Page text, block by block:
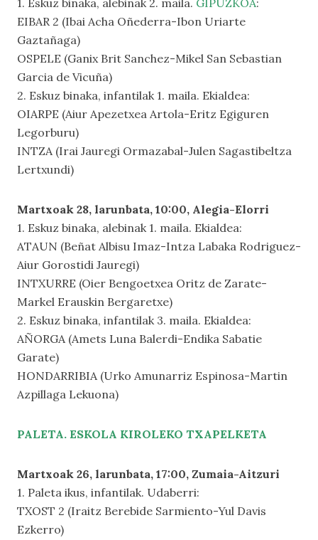
1. Eskuz binaka, alebinak 2. maila. GIPUZKOA:
EIBAR 2 (Ibai Acha Oñederra-Ibon Uriarte
Gaztañaga)
OSPELE (Ganix Brit Sanchez-Mikel San Sebastian
Garcia de Vicuña)
2. Eskuz binaka, infantilak 1. maila. Ekialdea:
OIARPE (Aiur Apezetxea Artola-Eritz Egiguren
Legorburu)
INTZA (Irai Jauregi Ormazabal-Julen Sagastibeltza
Lertxundi)
Martxoak 28, larunbata, 10:00, Alegia-Elorri
1. Eskuz binaka, alebinak 1. maila. Ekialdea:
ATAUN (Beñat Albisu Imaz-Intza Labaka Rodriguez-
Aiur Gorostidi Jauregi)
INTXURRE (Oier Bengoetxea Oritz de Zarate-
Markel Erauskin Bergaretxe)
2. Eskuz binaka, infantilak 3. maila. Ekialdea:
AÑORGA (Amets Luna Balerdi-Endika Sabatie
Garate)
HONDARRIBIA (Urko Amunarriz Espinosa-Martin
Azpillaga Lekuona)
PALETA. ESKOLA KIROLEKO TXAPELKETA
Martxoak 26, larunbata, 17:00, Zumaia-Aitzuri
1. Paleta ikus, infantilak. Udaberri:
TXOST 2 (Iraitz Berebide Sarmiento-Yul Davis
Ezkerro)